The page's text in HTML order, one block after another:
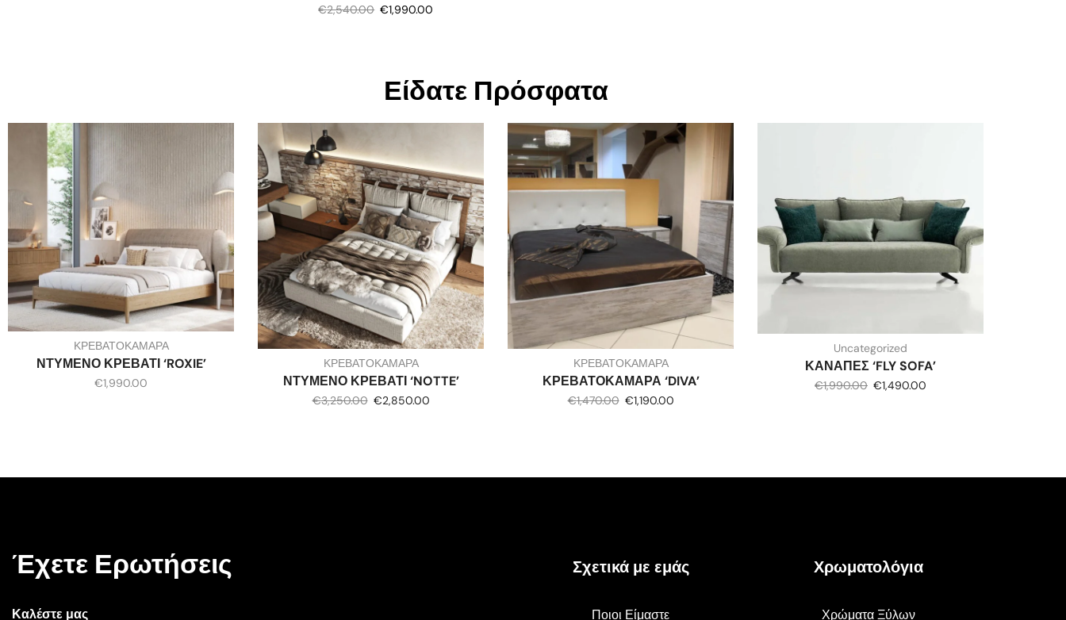
€2,540.00 €1,990.00
Είδατε Πρόσφατα
ΚΡΕΒΑΤΟΚΑΜΑΡΑ
ΝΤΥΜΕΝΟ ΚΡΕΒΑΤΙ ‘ROXIE’
€1,990.00
ΚΡΕΒΑΤΟΚΑΜΑΡΑ
ΝΤΥΜΕΝΟ ΚΡΕΒΑΤΙ ‘NOTTE’
€3,250.00 €2,850.00
ΚΡΕΒΑΤΟΚΑΜΑΡΑ
ΚΡΕΒΑΤΟΚΑΜΑΡΑ ‘DIVA’
€1,470.00 €1,190.00
Uncategorized
ΚΑΝΑΠΕΣ ‘FLY SOFA’
€1,990.00 €1,490.00
Έχετε Ερωτήσεις
Καλέστε μας
Σχετικά με εμάς
Ποιοι Είμαστε
Χρωματολόγια
Χρώματα Ξύλων